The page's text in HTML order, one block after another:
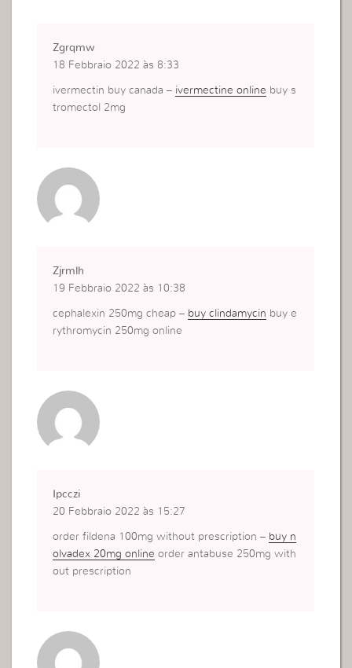
Zgrqmw
18 Febbraio 2022 às 8:33
ivermectin buy canada – ivermectine online buy s
tromectol 2mg
Zjrmlh
19 Febbraio 2022 às 10:38
cephalexin 250mg cheap – buy clindamycin buy e
rythromycin 250mg online
Ipcczi
20 Febbraio 2022 às 15:27
order fildena 100mg without prescription – buy n
olvadex 20mg online order antabuse 250mg with
out prescription